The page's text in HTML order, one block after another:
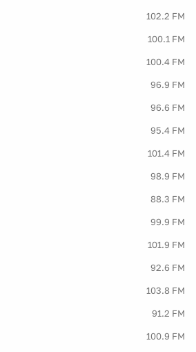
102.2 FM
100.1 FM
100.4 FM
96.9 FM
96.6 FM
95.4 FM
101.4 FM
98.9 FM
88.3 FM
99.9 FM
101.9 FM
92.6 FM
103.8 FM
91.2 FM
100.9 FM